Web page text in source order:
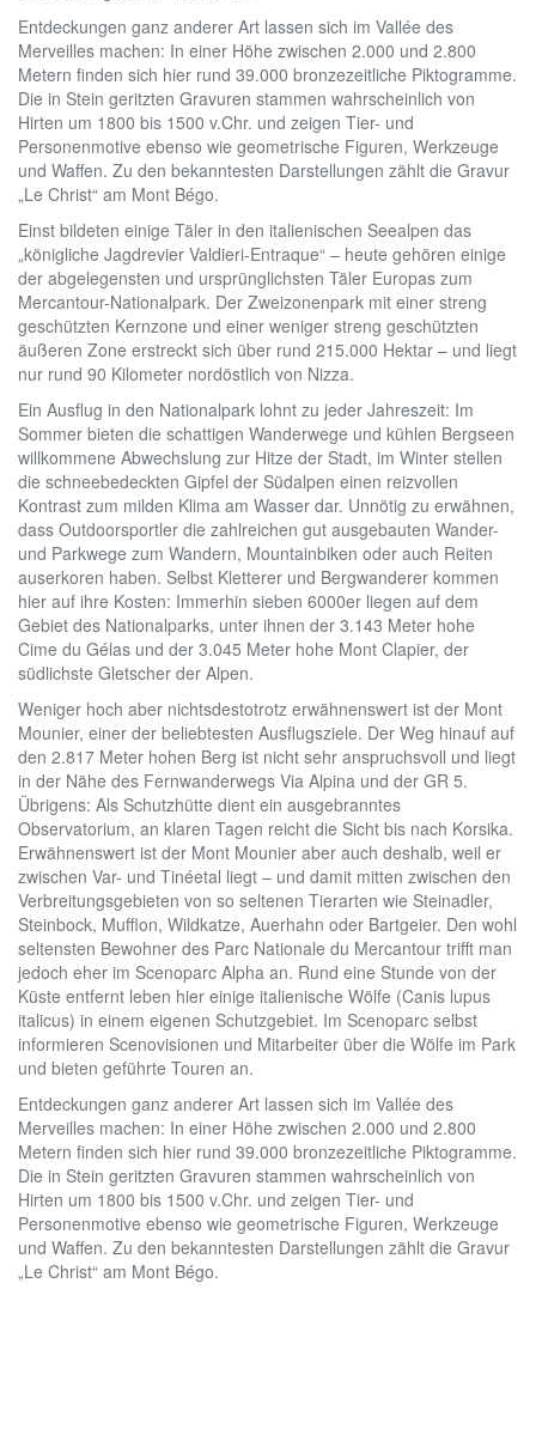
Entdeckungen ganz anderer Art lassen sich im Vallée des
Merveilles machen: In einer Höhe zwischen 2.000 und 2.800
Metern finden sich hier rund 39.000 bronzezeitliche Piktogramme.
Die in Stein geritzten Gravuren stammen wahrscheinlich von
Hirten um 1800 bis 1500 v.Chr. und zeigen Tier- und
Personenmotive ebenso wie geometrische Figuren, Werkzeuge
und Waffen. Zu den bekanntesten Darstellungen zählt die Gravur
„Le Christ“ am Mont Bégo.
Einst bildeten einige Täler in den italienischen Seealpen das
„königliche Jagdrevier Valdieri-Entraque“ – heute gehören einige
der abgelegensten und ursprünglichsten Täler Europas zum
Mercantour-Nationalpark. Der Zweizonenpark mit einer streng
geschützten Kernzone und einer weniger streng geschützten
äußeren Zone erstreckt sich über rund 215.000 Hektar – und liegt
nur rund 90 Kilometer nordöstlich von Nizza.
Ein Ausflug in den Nationalpark lohnt zu jeder Jahreszeit: Im
Sommer bieten die schattigen Wanderwege und kühlen Bergseen
willkommene Abwechslung zur Hitze der Stadt, im Winter stellen
die schneebedeckten Gipfel der Südalpen einen reizvollen
Kontrast zum milden Klima am Wasser dar. Unnötig zu erwähnen,
dass Outdoorsportler die zahlreichen gut ausgebauten Wander-
und Parkwege zum Wandern, Mountainbiken oder auch Reiten
auserkoren haben. Selbst Kletterer und Bergwanderer kommen
hier auf ihre Kosten: Immerhin sieben 6000er liegen auf dem
Gebiet des Nationalparks, unter ihnen der 3.143 Meter hohe
Cime du Gélas und der 3.045 Meter hohe Mont Clapier, der
südlichste Gletscher der Alpen.
Weniger hoch aber nichtsdestotrotz erwähnenswert ist der Mont
Mounier, einer der beliebtesten Ausflugsziele. Der Weg hinauf auf
den 2.817 Meter hohen Berg ist nicht sehr anspruchsvoll und liegt
in der Nähe des Fernwanderwegs Via Alpina und der GR 5.
Übrigens: Als Schutzhütte dient ein ausgebranntes
Observatorium, an klaren Tagen reicht die Sicht bis nach Korsika.
Erwähnenswert ist der Mont Mounier aber auch deshalb, weil er
zwischen Var- und Tinéetal liegt – und damit mitten zwischen den
Verbreitungsgebieten von so seltenen Tierarten wie Steinadler,
Steinbock, Mufflon, Wildkatze, Auerhahn oder Bartgeier. Den wohl
seltensten Bewohner des Parc Nationale du Mercantour trifft man
jedoch eher im Scenoparc Alpha an. Rund eine Stunde von der
Küste entfernt leben hier einige italienische Wölfe (Canis lupus
italicus) in einem eigenen Schutzgebiet. Im Scenoparc selbst
informieren Scenovisionen und Mitarbeiter über die Wölfe im Park
und bieten geführte Touren an.
Entdeckungen ganz anderer Art lassen sich im Vallée des
Merveilles machen: In einer Höhe zwischen 2.000 und 2.800
Metern finden sich hier rund 39.000 bronzezeitliche Piktogramme.
Die in Stein geritzten Gravuren stammen wahrscheinlich von
Hirten um 1800 bis 1500 v.Chr. und zeigen Tier- und
Personenmotive ebenso wie geometrische Figuren, Werkzeuge
und Waffen. Zu den bekanntesten Darstellungen zählt die Gravur
„Le Christ“ am Mont Bégo.